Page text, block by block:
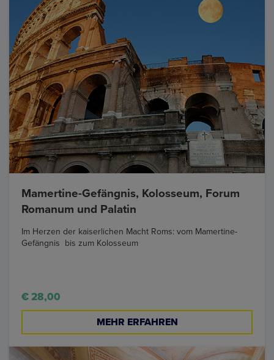
Mamertine-Gefängnis, Kolosseum, Forum
Romanum und Palatin
Im Herzen der kaiserlichen Macht Roms: vom Mamertine-
Gefängnis bis zum Kolosseum
€ 28,00
MEHR ERFAHREN